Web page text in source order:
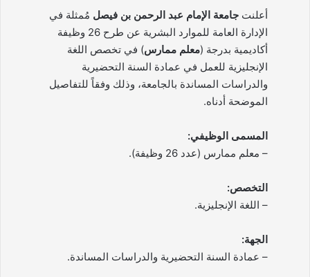
أعلنت جامعة الإمام عبد الرحمن بن فيصل مُمثلة في
الإدارة العامة للموارد البشرية عن طرح 26 وظيفة
أكاديمية بدرجة (معلم ممارس) في تخصص اللغة
الإنجليزية للعمل في عمادة السنة التحضيرية
والدراسات المساندة بالجامعة، وذلك وفقاً للتفاصيل
الموضحة أدناه.
المسمى الوظيفي:
– معلم ممارس (عدد 26 وظيفة).
التخصص:
– اللغة الإنجليزية.
الجهة:
– عمادة السنة التحضيرية والدراسات المساندة.